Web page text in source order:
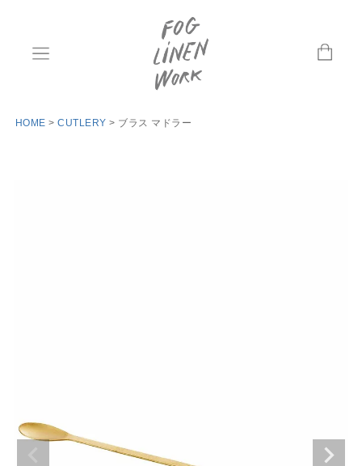
HOME CUTLERY ブラス マドラー